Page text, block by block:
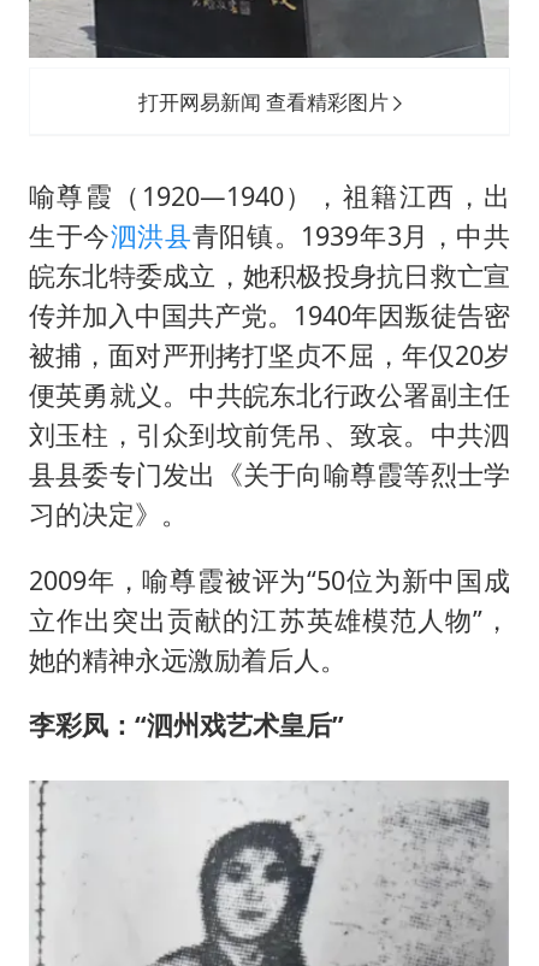
打开网易新闻 查看精彩图片
喻尊霞（1920—1940），祖籍江西，出
生于今泗洪县青阳镇。1939年3月，中共
皖东北特委成立，她积极投身抗日救亡宣
传并加入中国共产党。1940年因叛徒告密
被捕，面对严刑拷打坚贞不屈，年仅20岁
便英勇就义。中共皖东北行政公署副主任
刘玉柱，引众到坟前凭吊、致哀。中共泗
县县委专门发出《关于向喻尊霞等烈士学
习的决定》。
2009年，喻尊霞被评为“50位为新中国成
立作出突出贡献的江苏英雄模范人物”，
她的精神永远激励着后人。
李彩凤：“泗州戏艺术皇后”